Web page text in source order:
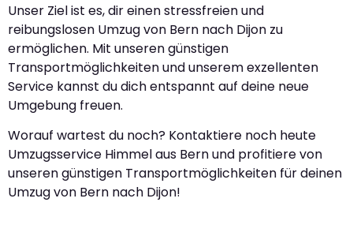
Unser Ziel ist es, dir einen stressfreien und
reibungslosen Umzug von Bern nach Dijon zu
ermöglichen. Mit unseren günstigen
Transportmöglichkeiten und unserem exzellenten
Service kannst du dich entspannt auf deine neue
Umgebung freuen.
Worauf wartest du noch? Kontaktiere noch heute
Umzugsservice Himmel aus Bern und profitiere von
unseren günstigen Transportmöglichkeiten für deinen
Umzug von Bern nach Dijon!